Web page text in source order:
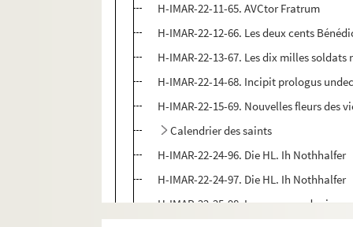
H-IMAR-22-11-65. AVCtor Fratrum
H-IMAR-22-12-66. Les deux cents
H-IMAR-22-13-67. Les dix milles soldats
H-IMAR-22-14-68. Incipit prologus
H-IMAR-22-15-69. Nouvelles fleurs des
Calendrier des saints
H-IMAR-22-24-96. Die HL. Ih Nothhalfer
H-IMAR-22-24-97. Die HL. Ih Nothhalfer
H-IMAR-22-25-98. Le massacre des